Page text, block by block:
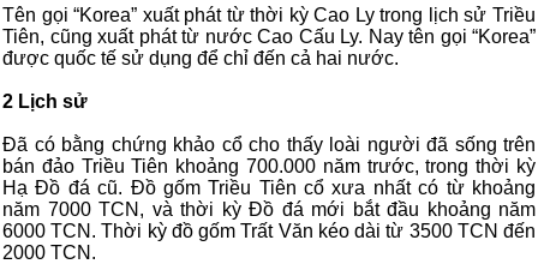
Tên gọi “Korea” xuất phát từ thời kỳ Cao Ly trong lịch sử Triều
Tiên, cũng xuất phát từ nước Cao Cấu Ly. Nay tên gọi “Korea”
được quốc tế sử dụng để chỉ đến cả hai nước.
2 Lịch sử
Đã có bằng chứng khảo cổ cho thấy loài người đã sống trên
bán đảo Triều Tiên khoảng 700.000 năm trước, trong thời kỳ
Hạ Đồ đá cũ. Đồ gốm Triều Tiên cổ xưa nhất có từ khoảng
năm 7000 TCN, và thời kỳ Đồ đá mới bắt đầu khoảng năm
6000 TCN. Thời kỳ đồ gốm Trất Văn kéo dài từ 3500 TCN đến
2000 TCN.